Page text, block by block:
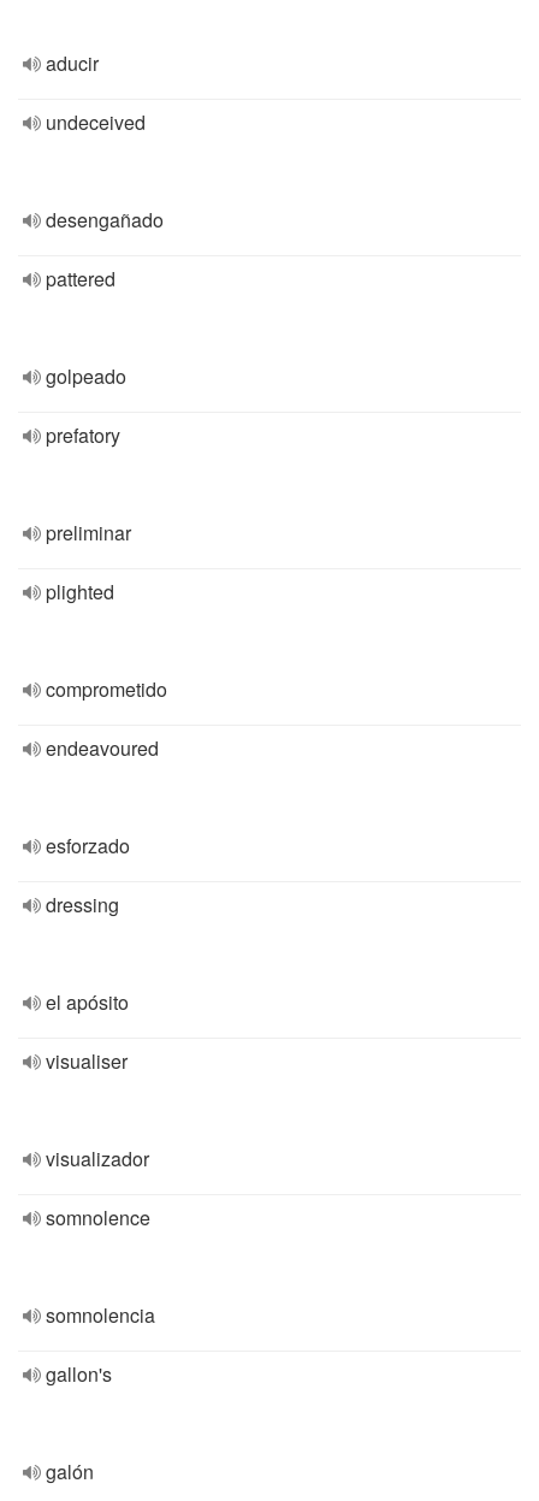
aducir
undeceived
desengañado
pattered
golpeado
prefatory
preliminar
plighted
comprometido
endeavoured
esforzado
dressing
el apósito
visualiser
visualizador
somnolence
somnolencia
gallon's
galón